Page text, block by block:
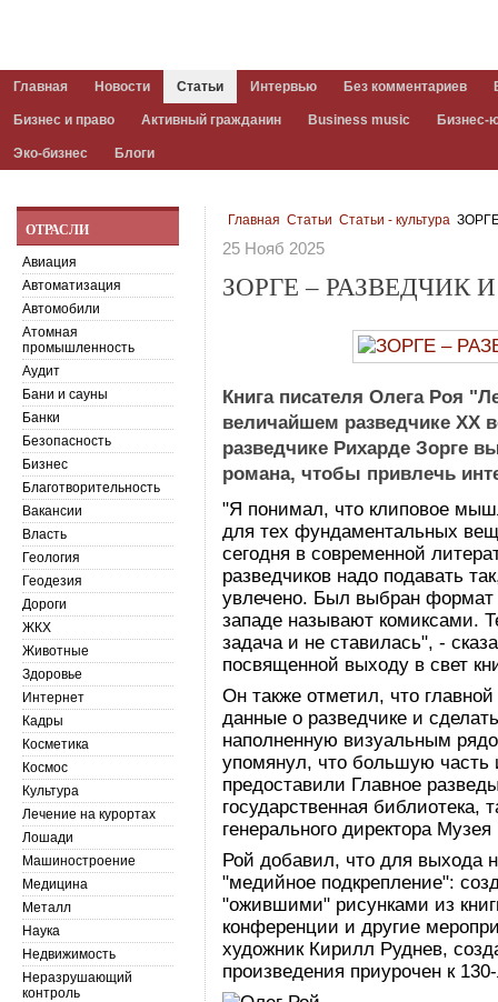
Главная Новости Статьи Интервью Без комментариев
Бизнес и право Активный гражданин Business music Бизнес-
Эко-бизнес Блоги
Главная Статьи Статьи - культура
25 Нояб 2025
ЗОРГЕ – РАЗВЕДЧИК
Книга писателя Олега Роя
величайшем разведчике XX
разведчике Рихарде Зорге
романа, чтобы привлечь
"Я понимал, что клиповое
для тех фундаментальных
сегодня в современной
разведчиков надо подавать
увлечено. Был выбран формат
западе называют комиксами.
задача и не ставилась", -
посвященной выходу в свет
Он также отметил, что
данные о разведчике и
наполненную визуальным
упомянул, что большую часть
предоставили Главное
государственная библиотека,
генерального директора
Рой добавил, что для выхода
"медийное подкрепление":
"ожившими" рисунками из
конференции и другие
художник Кирилл Руднев,
произведения приурочен к
ОТРАСЛИ
Авиация
Автоматизация
Автомобили
Атомная
промышленность
Аудит
Бани и сауны
Банки
Безопасность
Бизнес
Благотворительность
Вакансии
Власть
Геология
Геодезия
Дороги
ЖКХ
Животные
Здоровье
Интернет
Кадры
Косметика
Космос
Культура
Лечение на курортах
Лошади
Машиностроение
Медицина
Металл
Наука
Недвижимость
Неразрушающий
контроль